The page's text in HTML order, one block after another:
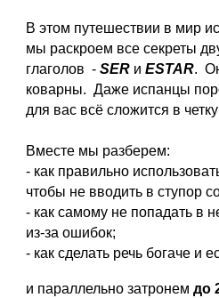
В этом путешествии в мир
мы раскроем все секреты
глаголов -SER и ESTAR.
коварны. Даже испанцы
для вас всё сложится в
Вместе мы разберем:
- как правильно
чтобы не вводить в ступор
- как самому не попадать в
из-за ошибок;
- как сделать речь богаче и
и параллельно затронем до